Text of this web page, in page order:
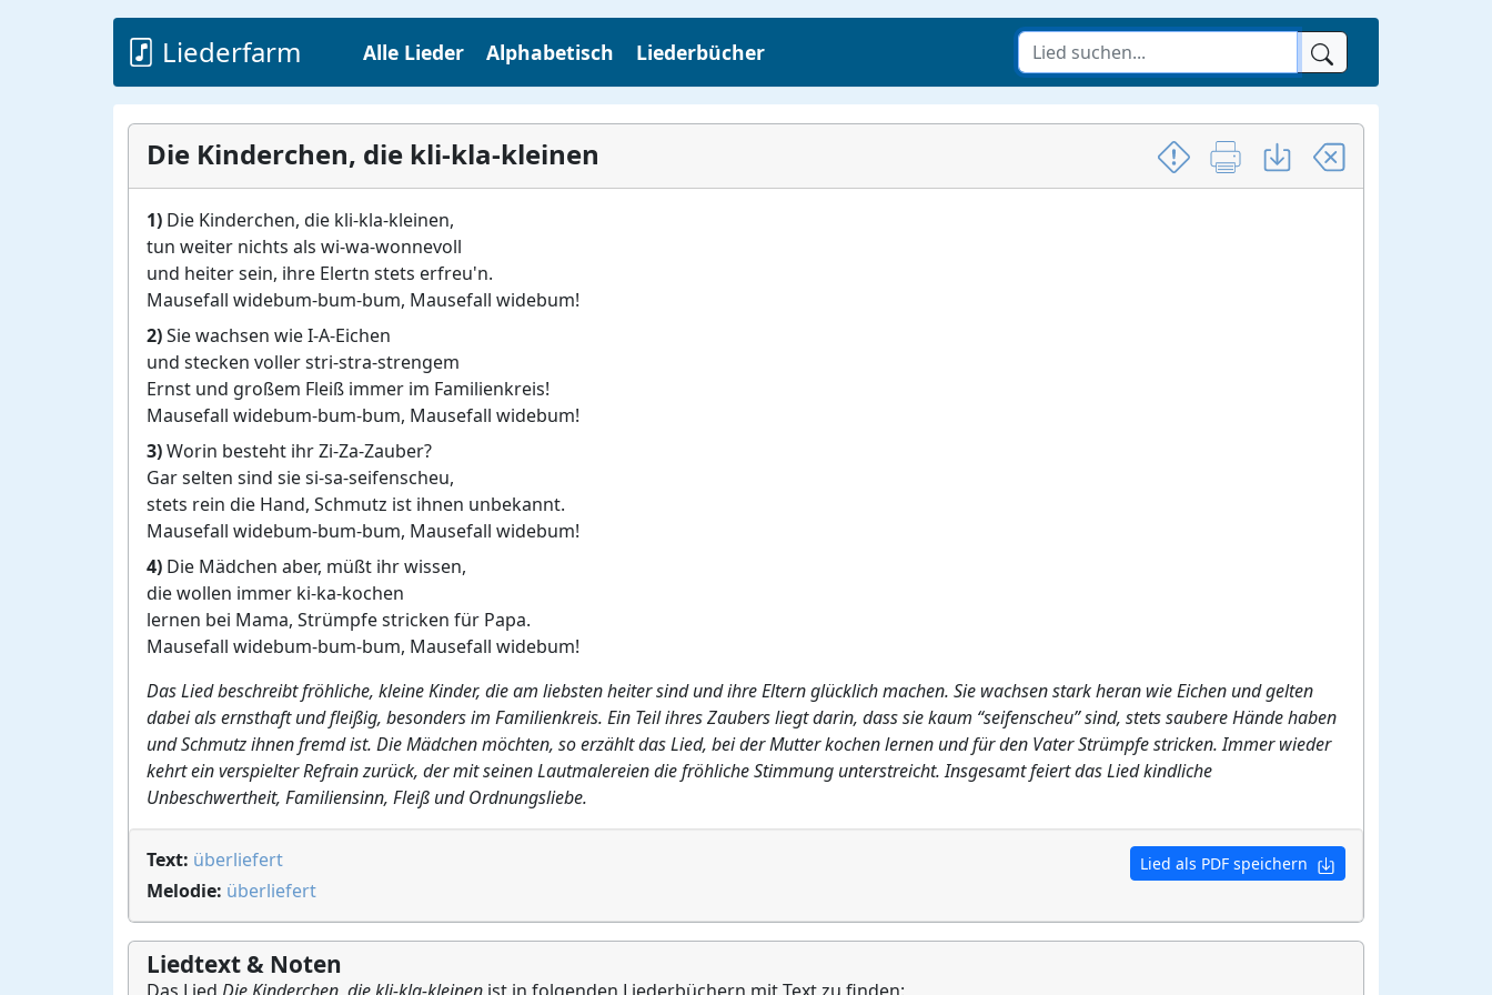
Liederfarm Alle Lieder Alphabetisch Liederbücher
Die Kinderchen, die kli-kla-kleinen
1) Die Kinderchen, die kli-kla-kleinen,
tun weiter nichts als wi-wa-wonnevoll
und heiter sein, ihre Elertn stets erfreu'n.
Mausefall widebum-bum-bum, Mausefall widebum!
2)Sie wachsen wie I-A-Eichen
und stecken voller stri-stra-strengem
Ernst und großem Fleiß immer im Familienkreis!
Mausefall widebum-bum-bum, Mausefall widebum!
3)Worin besteht ihr Zi-Za-Zauber?
Gar selten sind sie si-sa-seifenscheu,
stets rein die Hand, Schmutz ist ihnen unbekannt.
Mausefall widebum-bum-bum, Mausefall widebum!
4) Die Mädchen aber, müßt ihr wissen,
die wollen immer ki-ka-kochen
lernen bei Mama, Strümpfe stricken für Papa.
Mausefall widebum-bum-bum, Mausefall widebum!
Das Lied beschreibt fröhliche, kleine Kinder, die am liebsten heiter sind und ihre Eltern glücklich machen. Sie wachsen stark heran wie Eichen und gelten
dabei als ernsthaft und fleißig, besonders im Familienkreis. Ein Teil ihres Zaubers liegt darin, dass sie kaum “seifenscheu” sind, stets saubere Hände haben
und Schmutz ihnen fremd ist. Die Mädchen möchten, so erzählt das Lied, bei der Mutter kochen lernen und für den Vater Strümpfe stricken. Immer wieder
kehrt ein verspielter Refrain zurück, der mit seinen Lautmalereien die fröhliche Stimmung unterstreicht. Insgesamt feiert das Lied kindliche
Unbeschwertheit, Familiensinn, Fleiß und Ordnungsliebe.
Lied als PDF speichern
Text: überliefert
Melodie: überliefert
Liedtext & Noten